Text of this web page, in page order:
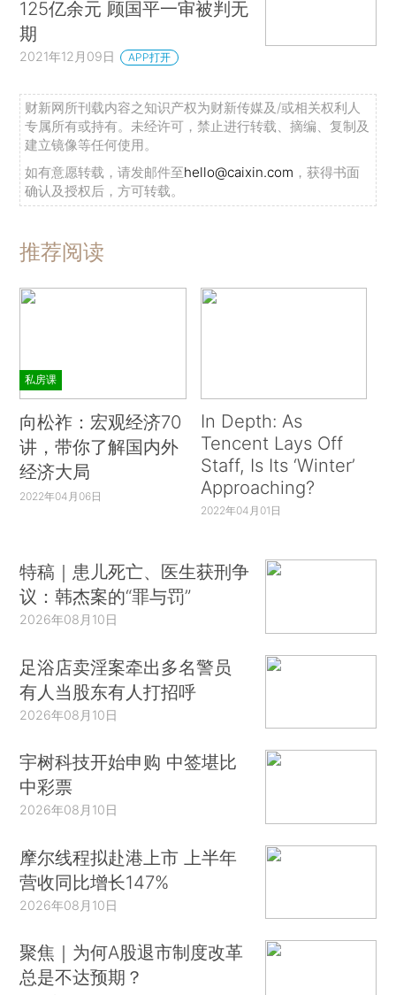
125亿余元 顾国平一审被判无
期
2021年12月09日 APP打开
财新网所刊载内容之知识产权为财新传媒及/或相关权利人
专属所有或持有。未经许可，禁止进行转载、摘编、复制及
建立镜像等任何使用。
如有意愿转载，请发邮件至hello@caixin.com ，获得书面
确认及授权后，方可转载。
推荐阅读
私房课
向松祚：宏观经济70
讲，带你了解国内外
经济大局
2022年04月06日
In Depth: As
Tencent Lays Off
Staff, Is Its ‘Winter’
Approaching?
2022年04月01日
特稿｜患儿死亡、医生获刑争
议：韩杰案的“罪与罚”
2026年08月10日
足浴店卖淫案牵出多名警员
有人当股东有人打招呼
2026年08月10日
宇树科技开始申购 中签堪比
中彩票
2026年08月10日
摩尔线程拟赴港上市 上半年
营收同比增长147%
2026年08月10日
聚焦｜为何A股退市制度改革
总是不达预期？